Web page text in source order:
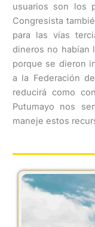
usuarios son los
Congresista
para las vías
dineros no habían
porque se dieron
a la Federación
reducirá como
Putumayo nos
maneje estos